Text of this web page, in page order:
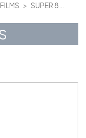
> SUPER 8…